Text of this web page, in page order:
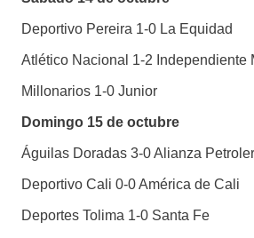
Deportivo Pereira 1-0 La Equidad
Atlético Nacional 1-2 Independiente
Millonarios 1-0 Junior
Domingo 15 de octubre
Águilas Doradas 3-0 Alianza
Deportivo Cali 0-0 América de Cali
Deportes Tolima 1-0 Santa Fe